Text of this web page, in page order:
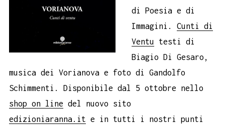
di Poesia e di
Immagini. Cunti di
Ventu testi di
Biagio Di Gesaro,
musica dei Vorianova e foto di Gandolfo
Schimmenti. Disponibile dal 5 ottobre nello
shop on line del nuovo sito
edizioniaranna.it e in tutti i nostri punti